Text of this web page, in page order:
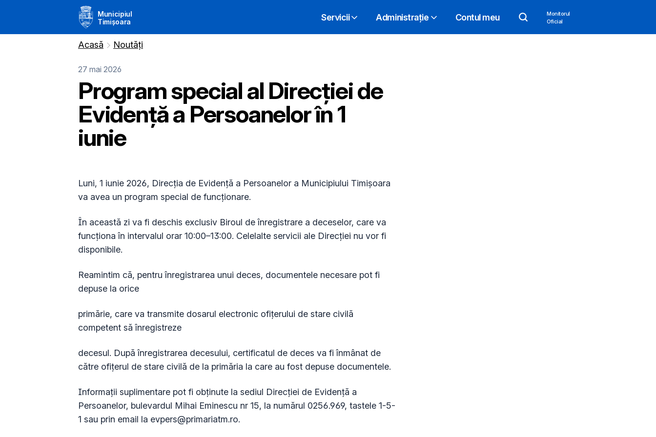
Municipiul
Timișoara
Servicii Administrație Contul meu
Monitorul
Oficial
Acasă Noutăți
27 mai 2026
Program special al Direcției de
Evidență a Persoanelor în 1
iunie
Luni, 1 iunie 2026, Direcția de Evidență a Persoanelor a Municipiului Timișoara
va avea un program special de funcționare.
În această zi va fi deschis exclusiv Biroul de înregistrare a deceselor, care va
funcționa în intervalul orar 10:00–13:00. Celelalte servicii ale Direcției nu vor fi
disponibile.
Reamintim că, pentru înregistrarea unui deces, documentele necesare pot fi
depuse la orice
primărie, care va transmite dosarul electronic ofițerului de stare civilă
competent să înregistreze
decesul. După înregistrarea decesului, certificatul de deces va fi înmânat de
către ofițerul de stare civilă de la primăria la care au fost depuse documentele.
Informații suplimentare pot fi obținute la sediul Direcției de Evidență a
Persoanelor, bulevardul Mihai Eminescu nr 15, la numărul 0256.969, tastele 1-5-
1 sau prin email la evpers@primariatm.ro.